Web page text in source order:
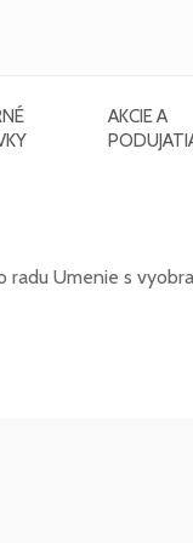
AKCIE A
radu Umenie s